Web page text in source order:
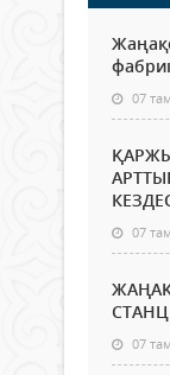
07
07
07